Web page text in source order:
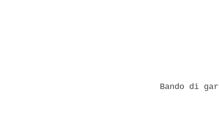
Bando di